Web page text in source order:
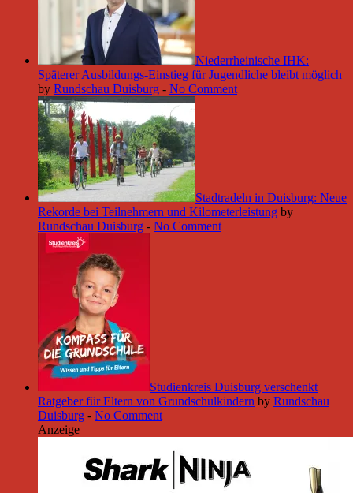
Niederrheinische IHK:
Späterer Ausbildungs-Einstieg für Jugendliche bleibt möglich
by Rundschau Duisburg - No Comment
Stadtradeln in Duisburg: Neue
Rekorde bei Teilnehmern und Kilometerleistung by
Rundschau Duisburg - No Comment
Studienkreis Duisburg verschenkt
Ratgeber für Eltern von Grundschulkindern by Rundschau
Duisburg - No Comment
Anzeige